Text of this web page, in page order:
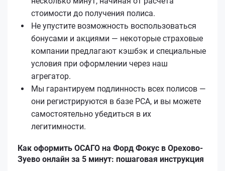
стоимости до получения полиса.
Не упустите возможность воспользоваться
бонусами и акциями — некоторые страховые
компании предлагают кэшбэк и специальные
условия при оформлении через наш
агрегатор.
Мы гарантируем подлинность всех полисов —
они регистрируются в базе РСА, и вы можете
самостоятельно убедиться в их
легитимности.
Как оформить ОСАГО на Форд Фокус в Орехово-
Зуево онлайн за 5 минут: пошаговая инструкция